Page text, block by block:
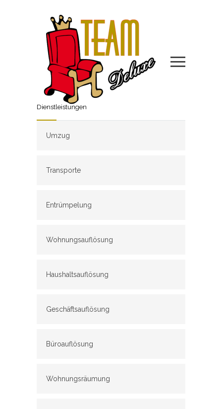
Dienstleistungen
Umzug
Transporte
Entrümpelung
Wohnungsauflösung
Haushaltsauflösung
Geschäftsauflösung
Büroauflösung
Wohnungsräumung